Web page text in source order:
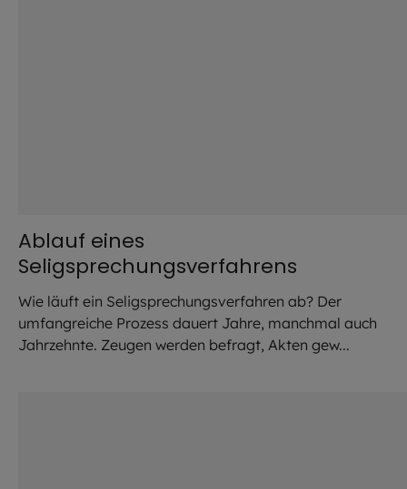
Ablauf eines
Seligsprechungsverfahrens
Wie läuft ein Seligsprechungsverfahren ab? Der
umfangreiche Prozess dauert Jahre, manchmal auch
Jahrzehnte. Zeugen werden befragt, Akten gew...